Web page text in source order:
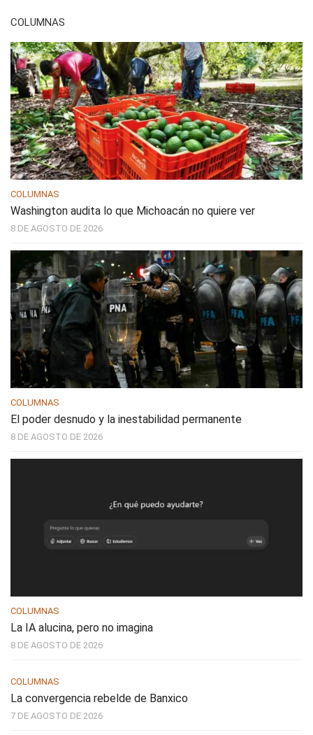
COLUMNAS
COLUMNAS
Washington audita lo que Michoacán no quiere ver
8 DE AGOSTO DE 2026
COLUMNAS
El poder desnudo y la inestabilidad permanente
8 DE AGOSTO DE 2026
COLUMNAS
La IA alucina, pero no imagina
8 DE AGOSTO DE 2026
COLUMNAS
La convergencia rebelde de Banxico
7 DE AGOSTO DE 2026